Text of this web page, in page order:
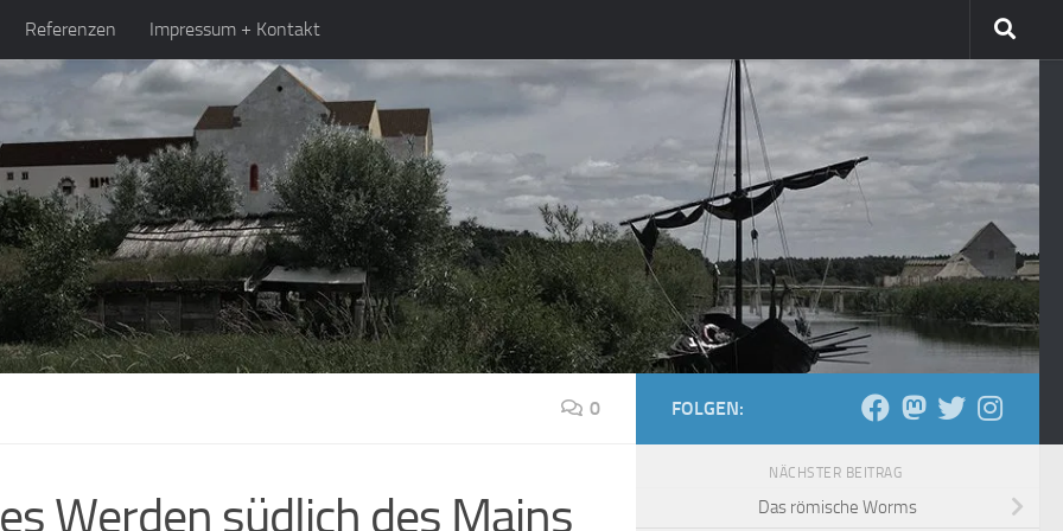
Referenzen Impressum + Kontakt
0
Werden südlich des Mains
FOLGEN:
NÄCHSTER BEITRAG
Das römische Worms